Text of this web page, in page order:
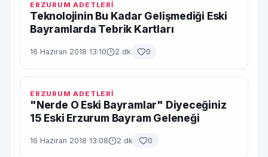
ERZURUM ADETLERİ
Teknolojinin Bu Kadar Gelişmediği Eski
Bayramlarda Tebrik Kartları
16 Haziran 2018 13:10 2 dk 0
ERZURUM ADETLERİ
"Nerde O Eski Bayramlar" Diyeceğiniz
15 Eski Erzurum Bayram Geleneği
16 Haziran 2018 13:08 2 dk 0